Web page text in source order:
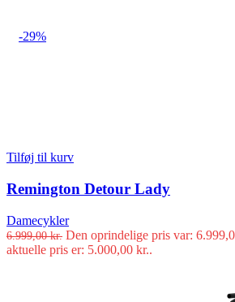
-29%
Tilføj til kurv
Remington Detour Lady
Damecykler
6.999,00kr. Den oprindelige pris var:
aktuelle pris er: 5.000,00 kr..